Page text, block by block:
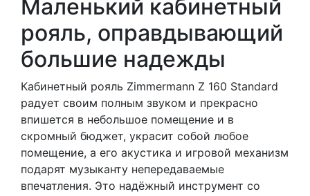
Маленький кабинетный
рояль, оправдывающий
большие надежды
Кабинетный рояль Zimmermann Z 160 Standard
радует своим полным звуком и прекрасно
впишется в небольшое помещение и в
скромный бюджет, украсит собой любое
помещение, a его акустика и игровой механизм
подарят музыканту непередаваемые
впечатления. Это надёжный инструмент со